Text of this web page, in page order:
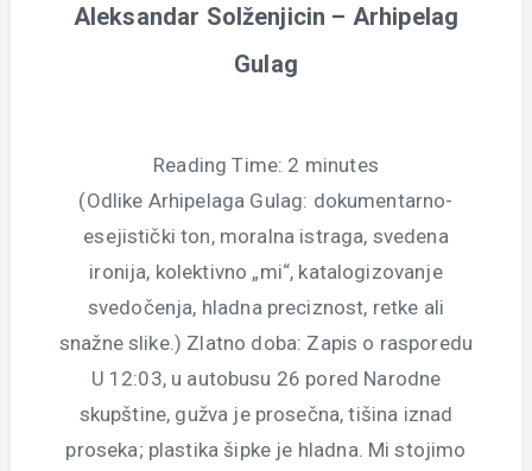
Aleksandar Solženjicin – Arhipelag
Gulag
Reading Time: 2 minutes
(Odlike Arhipelaga Gulag: dokumentarno-
esejistički ton, moralna istraga, svedena
ironija, kolektivno „mi“, katalogizovanje
svedočenja, hladna preciznost, retke ali
snažne slike.) Zlatno doba: Zapis o rasporedu
U 12:03, u autobusu 26 pored Narodne
skupštine, gužva je prosečna, tišina iznad
proseka; plastika šipke je hladna. Mi stojimo